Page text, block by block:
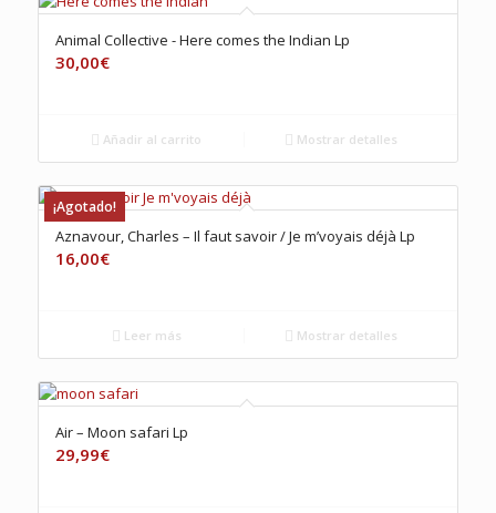
Animal Collective ‎- Here comes the Indian Lp
30,00€
Añadir al carrito Mostrar detalles
¡Agotado!
Aznavour, Charles – Il faut savoir / Je m’voyais déjà Lp
16,00€
Leer más Mostrar detalles
Air – Moon safari Lp
29,99€